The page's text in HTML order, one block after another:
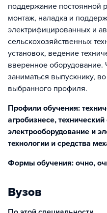
поддержание постоянной
монтаж, наладка и
электрифицированных и
сельскохозяйственных
установок, ведение
вверенное оборудование.
заниматься выпускнику,
выбранного профиля.
Профили обучения:
агробизнесе,
электрооборудование и
технологии и средства
Формы обучения: очно,
Вузов